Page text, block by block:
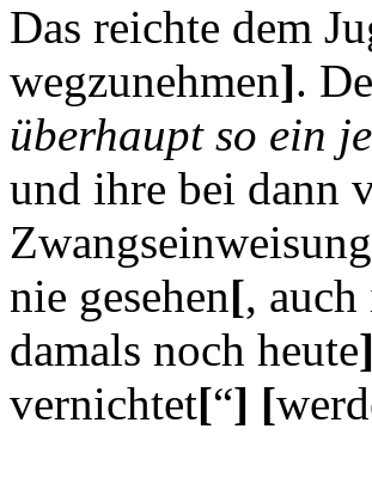
Das reichte dem
wegzunehmen].
überhaupt so ein
und ihre bei dann
nie gesehen[,
damals noch heute]
vernichtet[“] [